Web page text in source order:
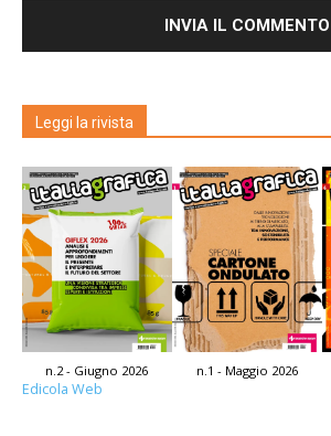
Leggi la rivista
n.2 - Giugno 2026 n.1 - Maggio 2026
Edicola Web